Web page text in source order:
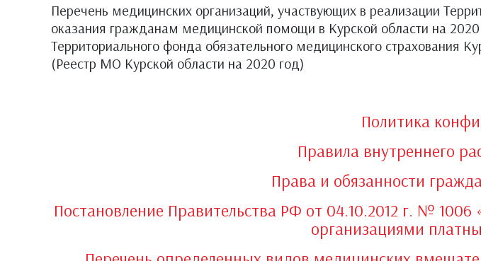
Перечень медицинских организаций, участвующих в реализации
оказания гражданам медицинской помощи в Курской области на
Территориального фонда обязательного медицинского страхования
(Реестр МО Курской области на 2020 год)
Политика
Правила внутреннего
Права и обязанности
Постановление Правительства РФ от 04.10.2012 г. №
организациями